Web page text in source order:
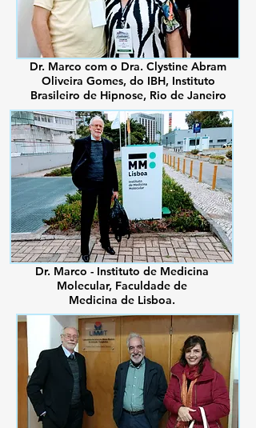
Dr. Marco com o Dra. Clystine Abram
Oliveira Gomes, do IBH, Instituto
Brasileiro de Hipnose, Rio de Janeiro
Dr. Marco - Instituto de Medicina
Molecular, Faculdade de
Medicina de Lisboa.